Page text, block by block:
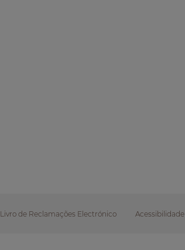
Livro de Reclamações Electrónico Acessibilidade